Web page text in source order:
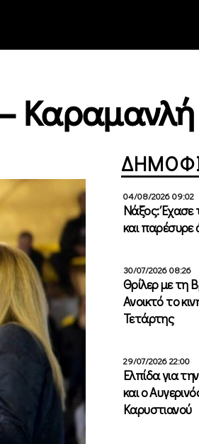
Καραμανλή
04/08/2026 09:02
Νάξος: Έχασε
και
30/07/2026 08:26
Θρίλερ με τη
Ανοικτό το
Τετάρτης
29/07/2026 22:00
Ελπίδα για
και ο
Καρυστιανού